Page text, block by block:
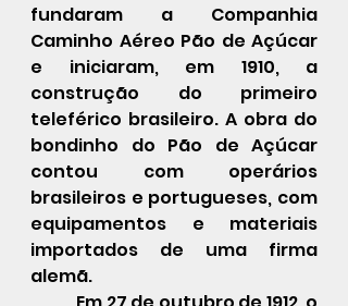
fundaram a Companhia
Caminho Aéreo Pão de Açúcar
e iniciaram, em 1910, a
construção do primeiro
teleférico brasileiro. A obra do
bondinho do Pão de Açúcar
contou com operários
brasileiros e portugueses, com
equipamentos e materiais
importados de uma firma
alemã.